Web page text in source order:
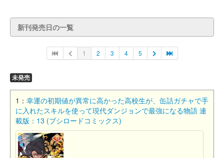
新刊発売日の一覧
1 2 3 4 5
未発売
1： 幸運の初期値が異常に高かった高校生が、缶詰ガチャで手
に入れたスキルを使って現代ダンジョンで最強になる物語 連
載版：13 (ブシロードコミックス)